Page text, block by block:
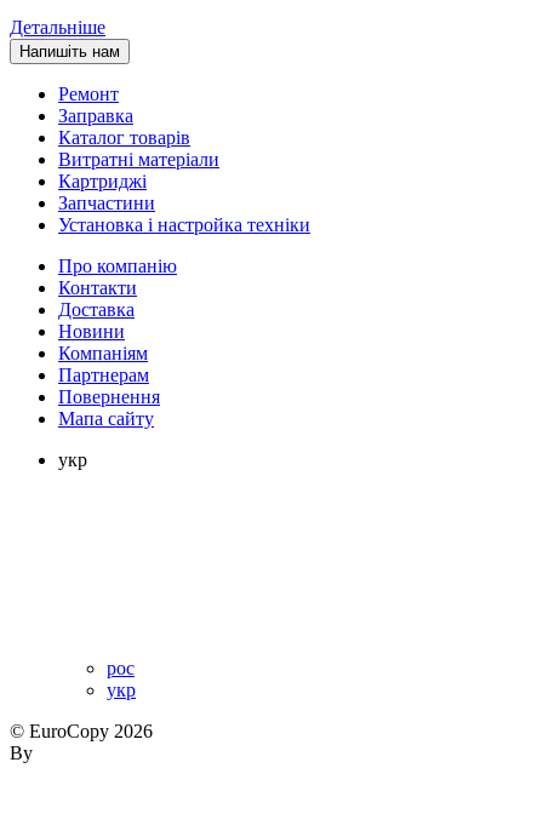
Детальніше
Напишіть нам
Ремонт
Заправка
Каталог товарів
Витратні матеріали
Картриджі
Запчастини
Установка і настройка техніки
Про компанію
Контакти
Доставка
Новини
Компаніям
Партнерам
Повернення
Мапа сайту
укр
рос
укр
© EuroCopy 2026
By